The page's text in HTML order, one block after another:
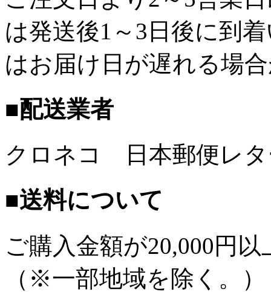
は発送後1～3日後に到
はお届け日が遅れる場
■配送業者
クロネコ 日本郵便レ
■送料について
ご購入金額が20,000円
（※一部地域を除く。）